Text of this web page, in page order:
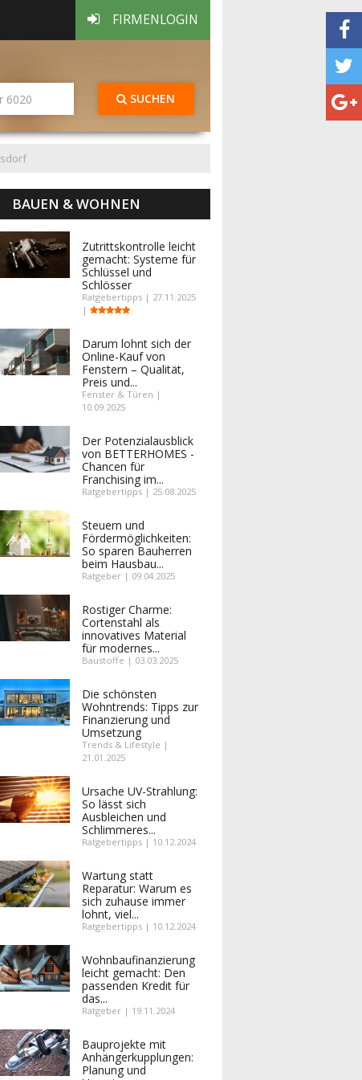
FIRMENLOGIN
SUCHEN
BAUEN & WOHNEN
Zutrittskontrolle leicht
gemacht: Systeme für
Schlüssel und
Schlösser
Ratgebertipps | 27.11.2025
|
Darum lohnt sich der
Online-Kauf von
Fenstern – Qualität,
Preis und...
Fenster & Türen |
10.09.2025
Der Potenzialausblick
von BETTERHOMES -
Chancen für
Franchising im...
Ratgebertipps | 25.08.2025
Steuern und
Fördermöglichkeiten:
So sparen Bauherren
beim Hausbau...
Ratgeber | 09.04.2025
Rostiger Charme:
Cortenstahl als
innovatives Material
für modernes...
Baustoffe | 03.03.2025
Die schönsten
Wohntrends: Tipps zur
Finanzierung und
Umsetzung
Trends & Lifestyle |
21.01.2025
Ursache UV-Strahlung:
So lässt sich
Ausbleichen und
Schlimmeres...
Ratgebertipps | 10.12.2024
Wartung statt
Reparatur: Warum es
sich zuhause immer
lohnt, viel...
Ratgebertipps | 10.12.2024
Wohnbaufinanzierung
leicht gemacht: Den
passenden Kredit für
das...
Ratgeber | 19.11.2024
Bauprojekte mit
Anhängerkupplungen:
Planung und